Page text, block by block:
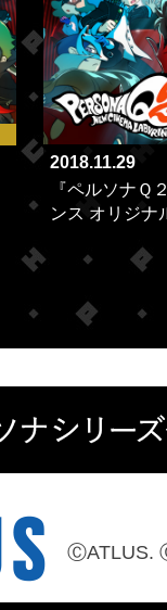
2018.11.29
『ペルソナＱ
ンス オリジナ
ⒸATLUS.